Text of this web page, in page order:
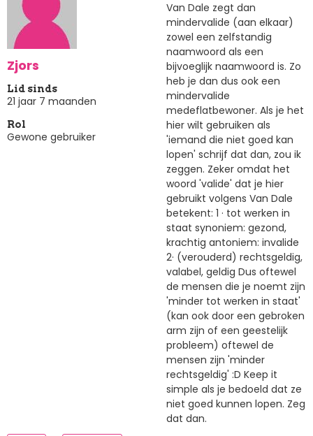
Zjors
Lid sinds
21 jaar 7 maanden
Rol
Gewone gebruiker
Van Dale zegt dan
mindervalide (aan elkaar)
zowel een zelfstandig
naamwoord als een
bijvoeglijk naamwoord is. Zo
heb je dan dus ook een
mindervalide
medeflatbewoner. Als je het
hier wilt gebruiken als
'iemand die niet goed kan
lopen' schrijf dat dan, zou ik
zeggen. Zeker omdat het
woord 'valide' dat je hier
gebruikt volgens Van Dale
betekent: 1 · tot werken in
staat synoniem: gezond,
krachtig antoniem: invalide
2· (verouderd) rechtsgeldig,
valabel, geldig Dus oftewel
de mensen die je noemt zijn
'minder tot werken in staat'
(kan ook door een gebroken
arm zijn of een geestelijk
probleem) oftewel de
mensen zijn 'minder
rechtsgeldig' :D Keep it
simple als je bedoeld dat ze
niet goed kunnen lopen. Zeg
dat dan.